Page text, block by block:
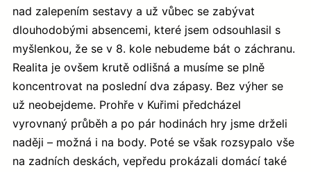
nad zalepením sestavy a už vůbec se zabývat
dlouhodobými absencemi, které jsem odsouhlasil s
myšlenkou, že se v 8. kole nebudeme bát o záchranu.
Realita je ovšem krutě odlišná a musíme se plně
koncentrovat na poslední dva zápasy. Bez výher se
už neobejdeme. Prohře v Kuřimi předcházel
vyrovnaný průběh a po pár hodinách hry jsme drželi
naději – možná i na body. Poté se však rozsypalo vše
na zadních deskách, vepředu prokázali domácí také